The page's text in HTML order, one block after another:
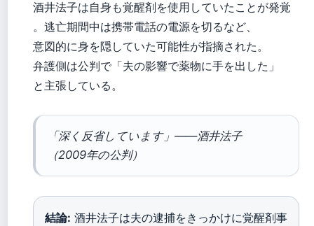
酒井法子は自身も覚醒剤を使用していたことが発覚
。逃亡期間中は携帯電話の電源を切るなど、
意図的に身を隠していた可能性が指摘された。
弁護側は公判で「夫の影響で薬物に手を出した」
と主張している。
「深く反省しています」——酒井法子
（2009年の公判）
結論: 酒井法子は夫の逮捕をきっかけに覚醒剤事